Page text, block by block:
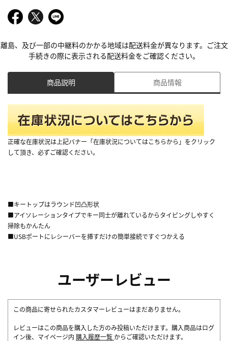
離島、及び一部の中継料のかかる地域は配送料金が異なります。ご注文
手続きの際に表示される配送料金をご確認ください。
商品説明 商品情報
正確な在庫状況は上記バナー「在庫状況についてはこちらから」をクリック
して頂き、必ずご確認ください。
■キートップはラウンド凹凸形状
■アイソレーションタイプでキー同士が離れているからタイピングしやすく
掃除もかんたん
■USBポートにレシーバーを挿すだけの簡単接続ですぐつかえる
ユーザーレビュー
この商品に寄せられたカスタマーレビューはまだありません。
レビューはこの商品を購入した方のみ投稿いただけます。購入商品はログ
イン後、マイページ内 購入履歴一覧 からご確認いただけます。